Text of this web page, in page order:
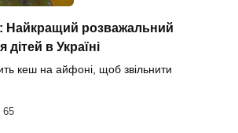
Найкращий розважальний
дітей в Україні
кеш на айфоні, щоб звільнити
65